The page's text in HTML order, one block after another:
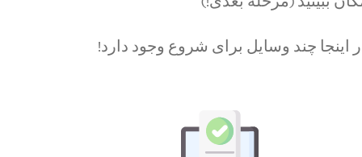
اینجا چند وسایل برای شروع وجود دارد!